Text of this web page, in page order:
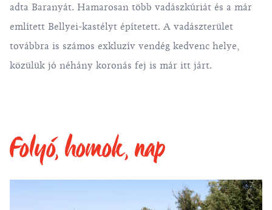
adta Baranyát. Hamarosan több vadászkúriát és a már
említett Bellyei-kastélyt építetett. A vadászterület
továbbra is számos exkluzív vendég kedvenc helye,
közülük jó néhány koronás fej is már itt járt.
Folyó, homok, nap